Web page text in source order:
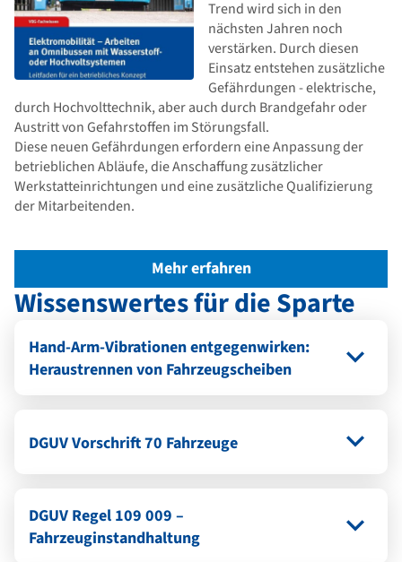
Trend wird sich in den
nächsten Jahren noch
verstärken. Durch diesen
Einsatz entstehen zusätzliche
Gefährdungen - elektrische,
durch Hochvolttechnik, aber auch durch Brandgefahr oder
Austritt von Gefahrstoffen im Störungsfall.
Diese neuen Gefährdungen erfordern eine Anpassung der
betrieblichen Abläufe, die Anschaffung zusätzlicher
Werkstatteinrichtungen und eine zusätzliche Qualifizierung
der Mitarbeitenden.
Mehr erfahren
Wissenswertes für die Sparte
Hand-Arm-Vibrationen entgegenwirken:
Heraustrennen von Fahrzeugscheiben
DGUV Vorschrift 70 Fahrzeuge
DGUV Regel 109 009 –
Fahrzeuginstandhaltung